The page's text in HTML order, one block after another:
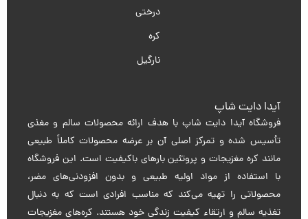
درختی
کره
نارگیل
آیدا دایت شاپ
فروشگاه آیدا دایت شاپ با هدف ارائه محصولات سالم و مغذی
تأسیس شده و تمرکز اصلی آن بر عرضه محصولات کاملاً طبیعی
مانند کره مغزیجات و پروتئین بارهای باکیفیت است. این فروشگاه
با استفاده از مواد اولیه طبیعی و بدون افزودنی‌های مضر،
محصولاتی را تهیه می‌کند که مناسب افرادی است که به دنبال
تغذیه سالم و ارتقاء کیفیت زندگی خود هستند. کره‌های مغزیجات